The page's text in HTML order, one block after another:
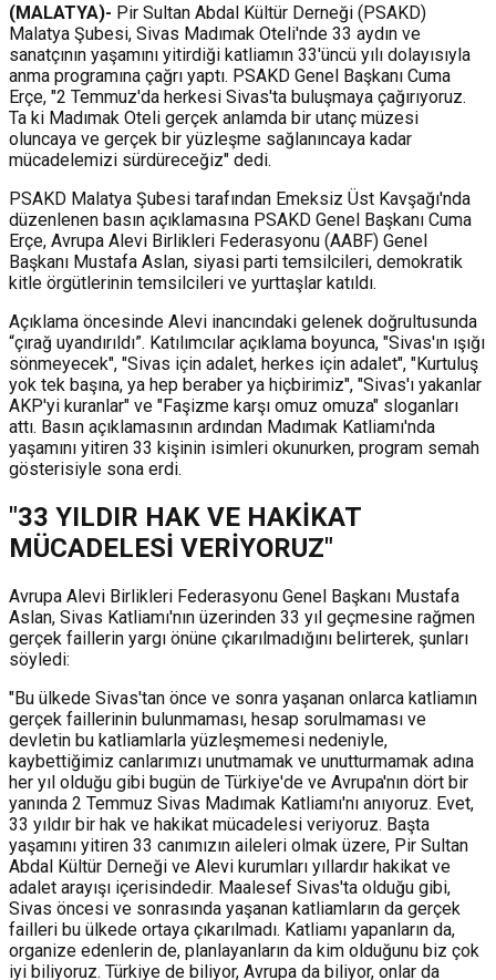
(MALATYA)- Pir Sultan Abdal Kültür Derneği (PSAKD)
Malatya Şubesi, Sivas Madımak Oteli'nde 33 aydın ve
sanatçının yaşamını yitirdiği katliamın 33'üncü yılı dolayısıyla
anma programına çağrı yaptı. PSAKD Genel Başkanı Cuma
Erçe, "2 Temmuz'da herkesi Sivas'ta buluşmaya çağırıyoruz.
Ta ki Madımak Oteli gerçek anlamda bir utanç müzesi
oluncaya ve gerçek bir yüzleşme sağlanıncaya kadar
mücadelemizi sürdüreceğiz" dedi.
PSAKD Malatya Şubesi tarafından Emeksiz Üst Kavşağı'nda
düzenlenen basın açıklamasına PSAKD Genel Başkanı Cuma
Erçe, Avrupa Alevi Birlikleri Federasyonu (AABF) Genel
Başkanı Mustafa Aslan, siyasi parti temsilcileri, demokratik
kitle örgütlerinin temsilcileri ve yurttaşlar katıldı.
Açıklama öncesinde Alevi inancındaki gelenek doğrultusunda
“çırağ uyandırıldı”. Katılımcılar açıklama boyunca, "Sivas'ın ışığı
sönmeyecek", "Sivas için adalet, herkes için adalet", "Kurtuluş
yok tek başına, ya hep beraber ya hiçbirimiz", "Sivas'ı yakanlar
AKP'yi kuranlar" ve "Faşizme karşı omuz omuza" sloganları
attı. Basın açıklamasının ardından Madımak Katliamı'nda
yaşamını yitiren 33 kişinin isimleri okunurken, program semah
gösterisiyle sona erdi.
"33 YILDIR HAK VE HAKİKAT
MÜCADELESİ VERİYORUZ"
Avrupa Alevi Birlikleri Federasyonu Genel Başkanı Mustafa
Aslan, Sivas Katliamı'nın üzerinden 33 yıl geçmesine rağmen
gerçek faillerin yargı önüne çıkarılmadığını belirterek, şunları
söyledi:
"Bu ülkede Sivas'tan önce ve sonra yaşanan onlarca katliamın
gerçek faillerinin bulunmaması, hesap sorulmaması ve
devletin bu katliamlarla yüzleşmemesi nedeniyle,
kaybettiğimiz canlarımızı unutmamak ve unutturmamak adına
her yıl olduğu gibi bugün de Türkiye'de ve Avrupa'nın dört bir
yanında 2 Temmuz Sivas Madımak Katliamı'nı anıyoruz. Evet,
33 yıldır bir hak ve hakikat mücadelesi veriyoruz. Başta
yaşamını yitiren 33 canımızın aileleri olmak üzere, Pir Sultan
Abdal Kültür Derneği ve Alevi kurumları yıllardır hakikat ve
adalet arayışı içerisindedir. Maalesef Sivas'ta olduğu gibi,
Sivas öncesi ve sonrasında yaşanan katliamların da gerçek
failleri bu ülkede ortaya çıkarılmadı. Katliamı yapanların da,
organize edenlerin de, planlayanların da kim olduğunu biz çok
iyi biliyoruz. Türkiye de biliyor, Avrupa da biliyor, onlar da